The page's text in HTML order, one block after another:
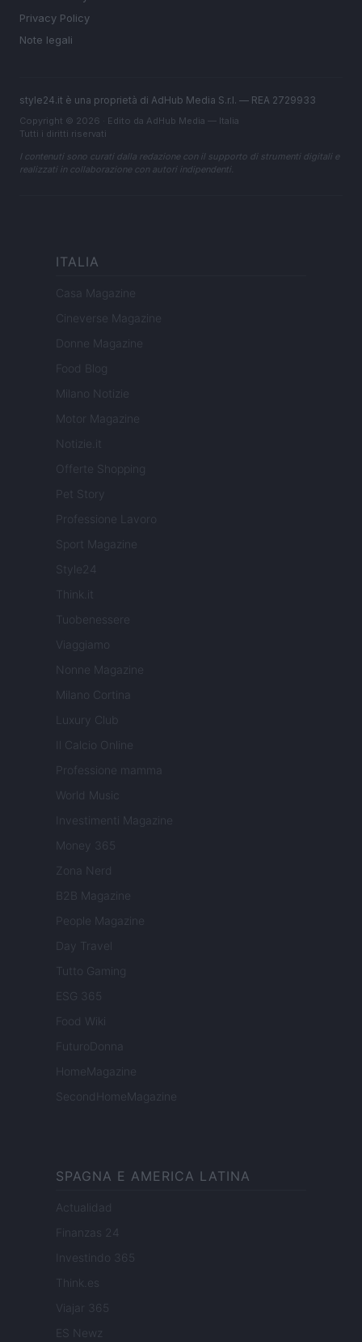
Privacy Policy
Note legali
style24.it è una proprietà di AdHub Media S.r.l. — REA 2729933
Copyright © 2026 · Edito da AdHub Media — Italia
Tutti i diritti riservati
I contenuti sono curati dalla redazione con il supporto di strumenti digitali e
realizzati in collaborazione con autori indipendenti.
ITALIA
Casa Magazine
Cineverse Magazine
Donne Magazine
Food Blog
Milano Notizie
Motor Magazine
Notizie.it
Offerte Shopping
Pet Story
Professione Lavoro
Sport Magazine
Style24
Think.it
Tuobenessere
Viaggiamo
Nonne Magazine
Milano Cortina
Luxury Club
Il Calcio Online
Professione mamma
World Music
Investimenti Magazine
Money 365
Zona Nerd
B2B Magazine
People Magazine
Day Travel
Tutto Gaming
ESG 365
Food Wiki
FuturoDonna
HomeMagazine
SecondHomeMagazine
SPAGNA E AMERICA LATINA
Actualidad
Finanzas 24
Investindo 365
Think.es
Viajar 365
ES Newz